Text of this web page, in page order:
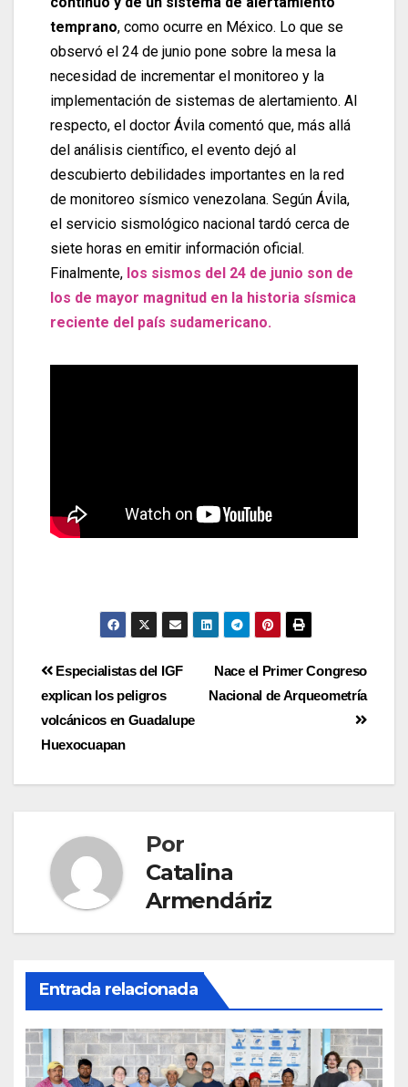
temprano, como ocurre en México. Lo que se
observó el 24 de junio pone sobre la mesa la
necesidad de incrementar el monitoreo y la
implementación de sistemas de alertamiento. Al
respecto, el doctor Ávila comentó que, más allá
del análisis científico, el evento dejó al
descubierto debilidades importantes en la red
de monitoreo sísmico venezolana. Según Ávila,
el servicio sismológico nacional tardó cerca de
siete horas en emitir información oficial.
Finalmente, los sismos del 24 de junio son de
los de mayor magnitud en la historia sísmica
reciente del país sudamericano.
Nace el Primer Congreso
Nacional de Arqueometría
Especialistas del IGF
explican los peligros
volcánicos en Guadalupe
Huexocuapan
Por
Catalina
Armendáriz
Entrada relacionada